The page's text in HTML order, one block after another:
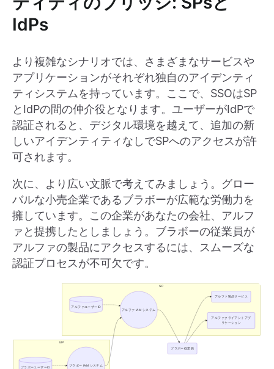
IdPs
より複雑なシナリオでは、さまざまなサービスや
アプリケーションがそれぞれ独自のアイデンティ
ティシステムを持っています。ここで、SSOはSP
とIdPの間の仲介役となります。ユーザーがIdPで
認証されると、デジタル環境を越えて、追加の新
しいアイデンティティなしでSPへのアクセスが許
可されます。
次に、より広い文脈で考えてみましょう。グロー
バルな小売企業であるブラボーが広範な労働力を
擁しています。この企業があなたの会社、アルフ
ァと提携したとしましょう。ブラボーの従業員が
アルファの製品にアクセスするには、スムーズな
認証プロセスが不可欠です。